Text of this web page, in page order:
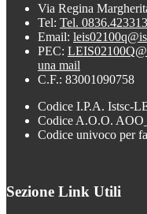
Via Regina
Tel: Tel. 0836.423313
Email:
PEC:
una mail
C.F.: 83001090758
Codice I.P.A. Istsc-
Codice A.O.O.
Codice univoco per
Sezione Link Utili